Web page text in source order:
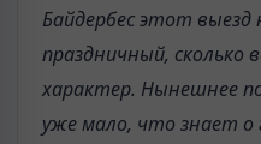
Байдербес этот выезд
праздничный, сколько
характер. Нынешнее
уже мало, что знает о